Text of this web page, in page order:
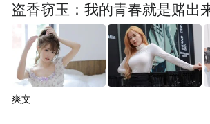
“特别声明：以上作品内容(包括在内的
频)为凤凰网旗下自媒体平台“大风
布，本平台仅提供信息存储空间服务。
Notice: The content above
pictures and audios if any) is
by the user of Dafeng Hao, which
platform and merely provides
盗香窃玉：我的青春就是赌出
爽文